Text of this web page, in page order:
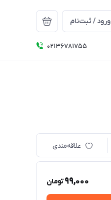
ورود / ثبت‌نام
02136781755
علاقه‌مندی
99,000تومان